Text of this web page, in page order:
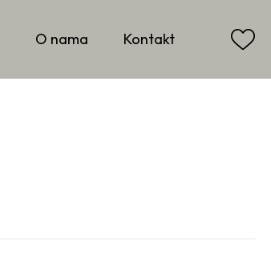
O nama Kontakt